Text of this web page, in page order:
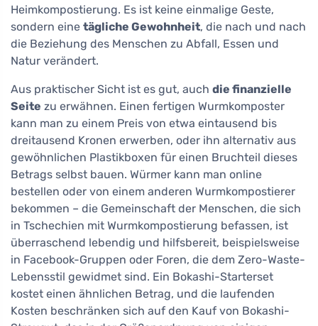
Heimkompostierung. Es ist keine einmalige Geste,
sondern eine tägliche Gewohnheit, die nach und nach
die Beziehung des Menschen zu Abfall, Essen und
Natur verändert.
Aus praktischer Sicht ist es gut, auch die finanzielle
Seite zu erwähnen. Einen fertigen Wurmkomposter
kann man zu einem Preis von etwa eintausend bis
dreitausend Kronen erwerben, oder ihn alternativ aus
gewöhnlichen Plastikboxen für einen Bruchteil dieses
Betrags selbst bauen. Würmer kann man online
bestellen oder von einem anderen Wurmkompostierer
bekommen – die Gemeinschaft der Menschen, die sich
in Tschechien mit Wurmkompostierung befassen, ist
überraschend lebendig und hilfsbereit, beispielsweise
in Facebook-Gruppen oder Foren, die dem Zero-Waste-
Lebensstil gewidmet sind. Ein Bokashi-Starterset
kostet einen ähnlichen Betrag, und die laufenden
Kosten beschränken sich auf den Kauf von Bokashi-